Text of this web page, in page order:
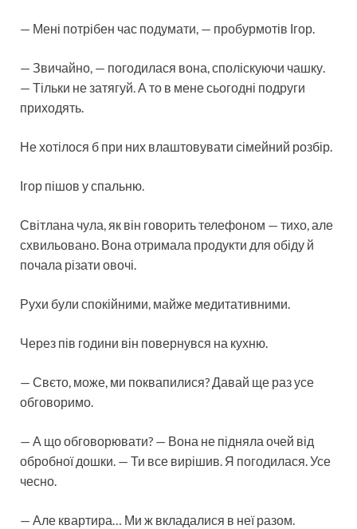
— Мені потрібен час подумати, — пробурмотів Ігор.
— Звичайно, — погодилася вона, споліскуючи чашку.
— Тільки не затягуй. А то в мене сьогодні подруги
приходять.
Не хотілося б при них влаштовувати сімейний розбір.
Ігор пішов у спальню.
Світлана чула, як він говорить телефоном — тихо, але
схвильовано. Вона отримала продукти для обіду й
почала різати овочі.
Рухи були спокійними, майже медитативними.
Через пів години він повернувся на кухню.
— Свєто, може, ми поквапилися? Давай ще раз усе
обговоримо.
— А що обговорювати? — Вона не підняла очей від
обробної дошки. — Ти все вирішив. Я погодилася. Усе
чесно.
— Але квартира… Ми ж вкладалися в неї разом.